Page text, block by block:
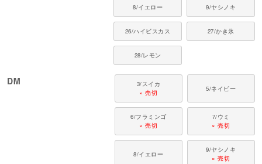
Q. 昇華プリントとはどのような加工ですか？
A. 高温で気化したインクを生地に染み込ませるプリント方法です。発色がよ
く洗濯による色落ちがしにくい特徴がありますが、高温多湿・アイロン・乾
燥機の使用はプリントの色褪せの原因となるためご注意ください。日陰での
吊り干しをおすすめしています。
A. 昇華プリントは生地にインクを染み込ませているため、通常の使用・洗濯
では色落ちしにくい加工です。ただし、高温多湿の環境や直射日光への長時
間の露出は色褪せの原因となる場合がございますのでご注意ください。
A. 現在、イタグレ専用のタンクトップはご用意がありません。ただし、体型
に合う場合は「ダックス用」または「小型犬用」をご利用いただけます。イ
タグレは胸が深くウエストが細いため、必ずヌード寸法を測り、体型に近い
8/イエロー 9/ヤシノキ
26/ハイビスカス 27/かき氷
28/レモン
DM
3/スイカ
× 売切
5/ネイビー
6/フラミンゴ
× 売切
7/ウミ
× 売切
8/イエロー
9/ヤシノキ
× 売切